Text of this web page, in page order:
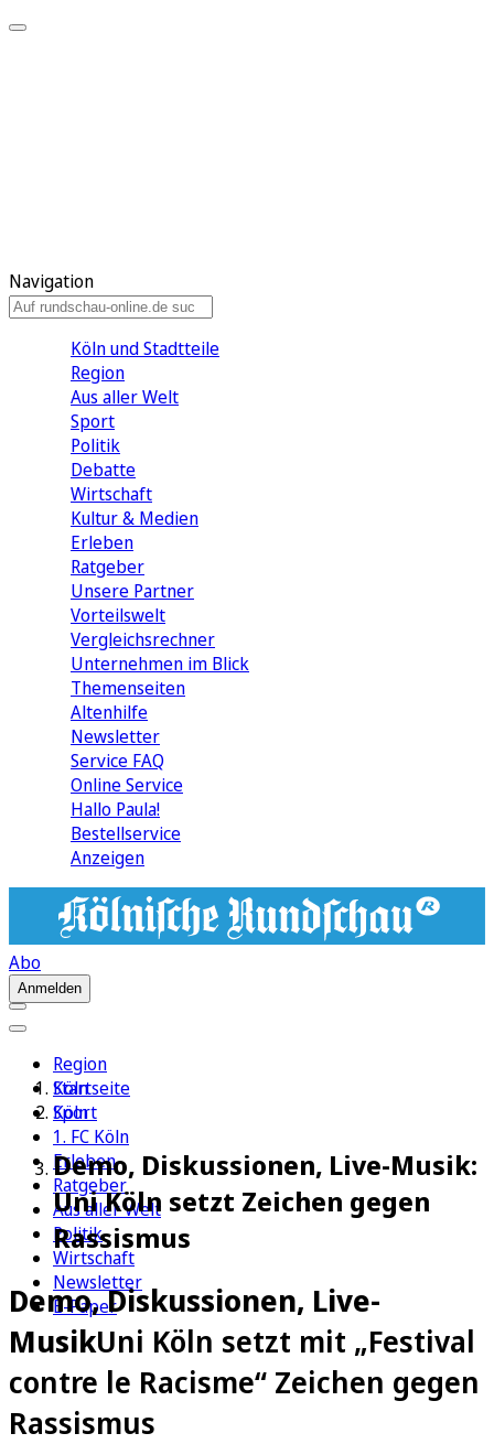
Navigation
Köln und Stadtteile
Region
Aus aller Welt
Sport
Politik
Debatte
Wirtschaft
Kultur & Medien
Erleben
Ratgeber
Unsere Partner
Vorteilswelt
Vergleichsrechner
Unternehmen im Blick
Themenseiten
Altenhilfe
Newsletter
Service FAQ
Online Service
Hallo Paula!
Bestellservice
Anzeigen
Abo
Anmelden
Region
Köln
Sport
1. FC Köln
Erleben
Ratgeber
Aus aller Welt
Politik
Wirtschaft
Newsletter
E-Paper
Startseite
Köln
Demo, Diskussionen, Live-Musik:
Uni Köln setzt Zeichen gegen
Rassismus
Demo, Diskussionen, Live-
MusikUni Köln setzt mit „Festival
contre le Racisme“ Zeichen gegen
Rassismus